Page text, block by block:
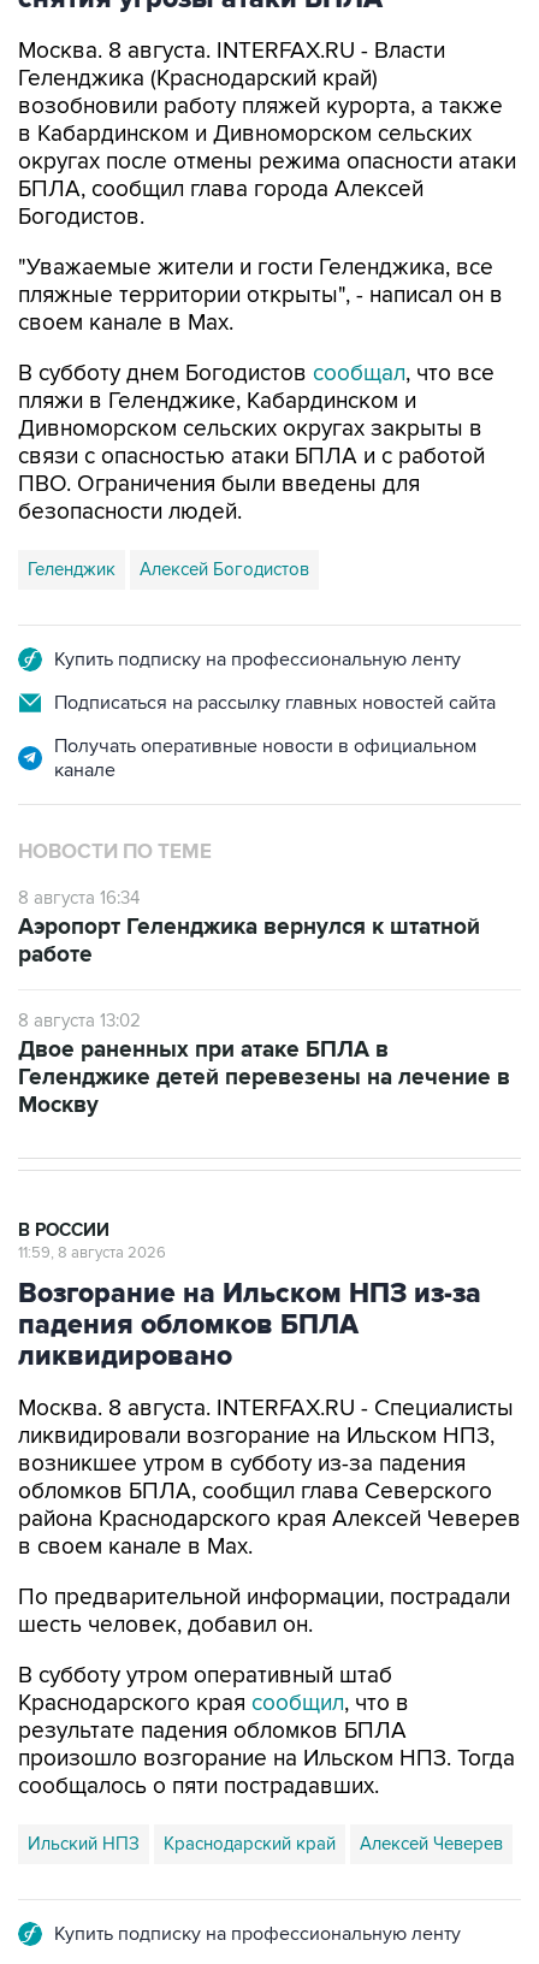
Москва. 8 августа. INTERFAX.RU - Власти
Геленджика (Краснодарский край)
возобновили работу пляжей курорта, а также
в Кабардинском и Дивноморском сельских
округах после отмены режима опасности атаки
БПЛА, сообщил глава города Алексей
Богодистов.
"Уважаемые жители и гости Геленджика, все
пляжные территории открыты", - написал он в
своем канале в Max.
В субботу днем Богодистов сообщал, что все
пляжи в Геленджике, Кабардинском и
Дивноморском сельских округах закрыты в
связи с опасностью атаки БПЛА и с работой
ПВО. Ограничения были введены для
безопасности людей.
Геленджик Алексей Богодистов
Купить подписку на профессиональную ленту
Подписаться на рассылку главных новостей сайта
Получать оперативные новости в официальном
канале
НОВОСТИ ПО ТЕМЕ
8 августа 16:34
Аэропорт Геленджика вернулся к штатной
работе
8 августа 13:02
Двое раненных при атаке БПЛА в
Геленджике детей перевезены на лечение в
Москву
В РОССИИ
11:59, 8 августа 2026
Возгорание на Ильском НПЗ из-за
падения обломков БПЛА
ликвидировано
Москва. 8 августа. INTERFAX.RU - Специалисты
ликвидировали возгорание на Ильском НПЗ,
возникшее утром в субботу из-за падения
обломков БПЛА, сообщил глава Северского
района Краснодарского края Алексей Чеверев
в своем канале в Max.
По предварительной информации, пострадали
шесть человек, добавил он.
В субботу утром оперативный штаб
Краснодарского края сообщил, что в
результате падения обломков БПЛА
произошло возгорание на Ильском НПЗ. Тогда
сообщалось о пяти пострадавших.
Ильский НПЗ Краснодарский край Алексей Чеверев
Купить подписку на профессиональную ленту